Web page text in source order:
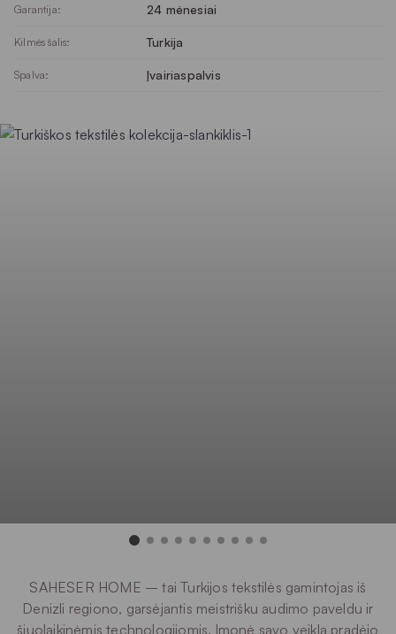
Garantija: 24 mėnesiai
Kilmės šalis: Turkija
Spalva: Įvairiaspalvis
SAHESER HOME – tai Turkijos tekstilės gamintojas iš
Denizli regiono, garsėjantis meistrišku audimo paveldu ir
šiuolaikinėmis technologijomis. Įmonė savo veiklą pradėjo